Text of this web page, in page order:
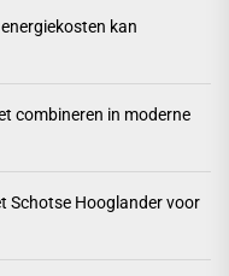
kan
combineren in moderne
Schotse Hooglander voor